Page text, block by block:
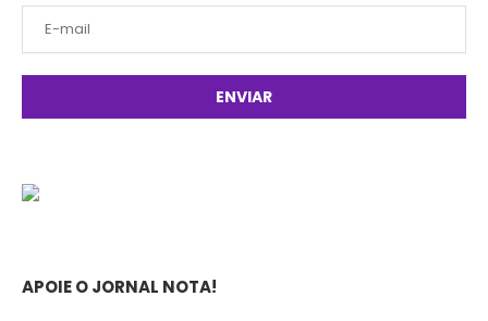
APOIE O JORNAL NOTA!